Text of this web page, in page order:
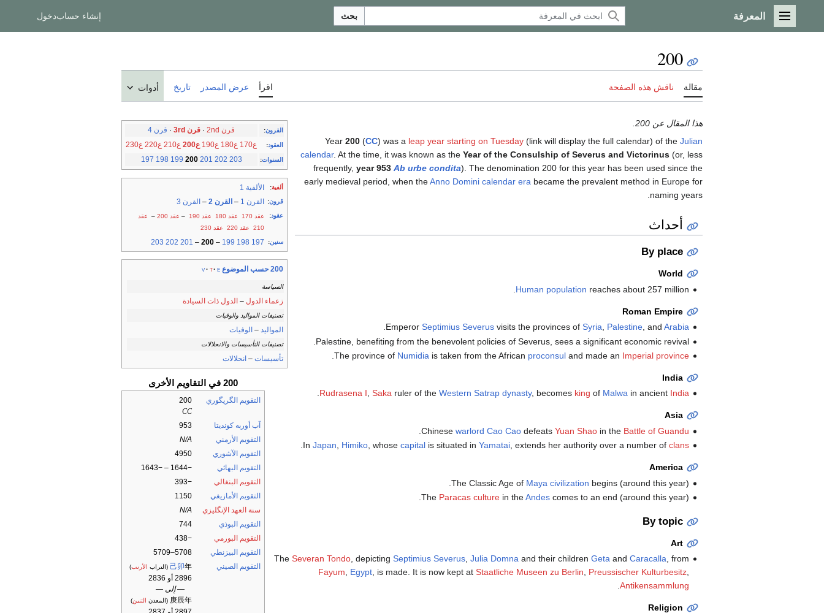
القائمة الرئيسية
المعرفة بحث إنشاء حسابدخول
200
مقالة ناقش هذه الصفحة اقرأ عرض المصدر تاريخ أدوات
القرون: قرن 2nd · قرن 3rd · قرن 4
العقود: ع170 ع180 ع190 ع200 ع210 ع220 ع230
السنوات:
197 198 199 200 201 202 203
هذا المقال عن 200.
ألفية: الألفية 1
قرون: القرن 1 – القرن 2 – القرن 3
عقود: عقد 170 عقد 180 عقد 190 – عقد 200 – عقد
210
عقد 220 عقد 230
سنين:
197
198
199
–
200
–
201
202
203
200 حسب الموضوع v t e
السياسة
زعماء الدول – الدول ذات السيادة
تصنيفات المواليد والوفيات
المواليد – الوفيات
تصنيفات التأسيسات والانحلالات
تأسيسات – انحلالات
200 في التقاويم الأخرى
التقويم الگريگوري
200
CC
آب أوربه كونديتا
953
التقويم الأرمني
N/A
التقويم الآشوري
4950
التقويم البهائي
−1644 – −1643
التقويم البنغالي
−393
التقويم الأمازيغي
1150
سنة العهد الإنگليزي
N/A
التقويم البوذي
744
التقويم البورمي
−438
التقويم البيزنطي
5708–5709
التقويم الصيني
己卯年 (التراب الأرنب)
2896 أو 2836
— إلى —
庚辰年 (المعدن التنين)
Year 200 (CC) was a leap year starting on Tuesday (link will display the full calendar) of the Julian
calendar. At the time, it was known as the Year of the Consulship of Severus and Victorinus (or, less
frequently, year 953 Ab urbe condita). The denomination 200 for this year has been used since the
early medieval period, when theAnno Domini calendar era became the prevalent method in Europe for
naming years.
أحداث
By place
World
Human population reaches about 257 million.
Roman Empire
Emperor Septimius Severusvisits the provinces of Syria Palestine, and Arabia
Palestine, benefiting from the benevolent policies of Severus, sees a significant economic revival.
The province of Numidia is taken from the African proconsuland made an Imperial province
India
Rudrasena I, Sakaruler of the Western Satrap dynasty, becomes king of Malwain ancient India
.
Asia
Chinese warlord Cao Caodefeats Yuan Shaoin the Battle of Guandu
In Japan, Himiko, whose capitalis situated in Yamatai, extends her authority over a number of clans
.
America
The Classic Age of Maya civilization begins (around this year).
The Paracas culturein theAndescomes to an end (around this year).
By topic
Art
The Severan Tondo, depicting Septimius Severus, Julia Domnaand their children Getaand Caracalla, from
Fayum, Egypt, is made. It is now kept at Staatliche Museen zu Berlin, Preussischer Kulturbesitz,
Antikensammlung
.
Religion